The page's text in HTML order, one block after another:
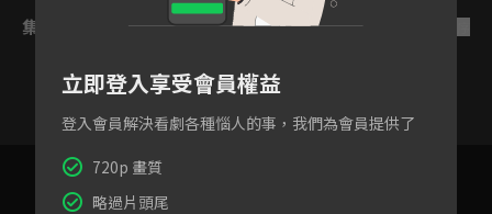
集數列表
60 61
立即登入享受會員權益
登入會員解決看劇各種惱人的事，我們為會員提供了
720p 畫質
略過片頭尾